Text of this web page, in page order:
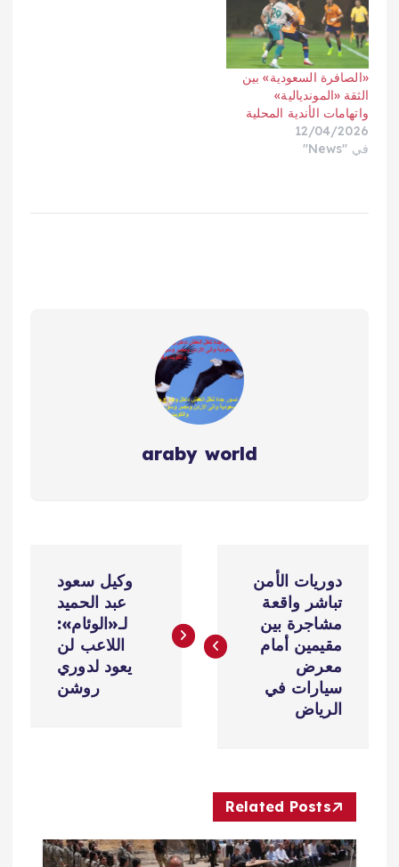
«الصافرة السعودية» بين
الثقة «المونديالية»
واتهامات الأندية المحلية
12/04/2026
في "News"
araby world
ص
م
دوريات الأمن
تباشر واقعة
مشاجرة بين
مقيمين أمام
معرض
سيارات في
الرياض
وكيل سعود
عبد الحميد
لـ«الوئام»:
اللاعب لن
يعود لدوري
روشن
Related Posts